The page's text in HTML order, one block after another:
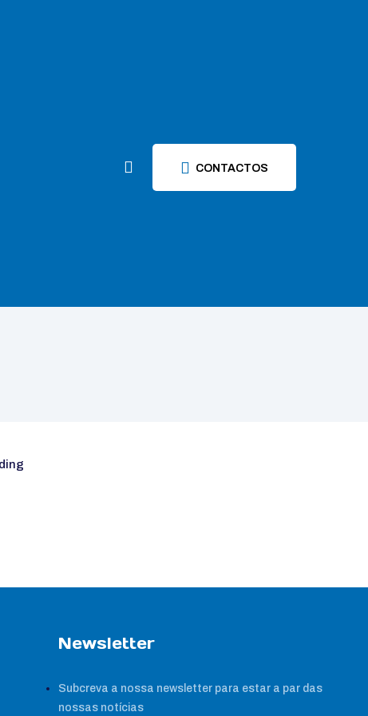
CONTACTOS
Newsletter
Subcreva a nossa newsletter para estar a par das
nossas notícias